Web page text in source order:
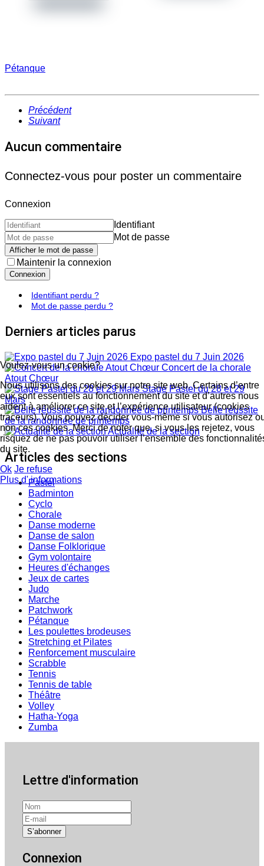
Pétanque
Précédent
Suivant
Aucun commentaire
Connectez-vous pour poster un commentaire
Connexion
Identifiant
Mot de passe
Afficher le mot de passe
Maintenir la connexion
Connexion
Identifiant perdu ?
Mot de passe perdu ?
Derniers articles parus
Expo pastel du 7 Juin 2026
Concert de la chorale
Atout Chœur
Stage Pastel du 28 et 29
Mars
Belle réussite
de la randonnée de printemps
Actualité de la section
Articles des sections
Pastel
Badminton
Cyclo
Chorale
Danse moderne
Danse de salon
Danse Folklorique
Gym volontaire
Heures d'échanges
Jeux de cartes
Judo
Marche
Patchwork
Pétanque
Les poulettes brodeuses
Stretching et Pilates
Renforcement musculaire
Scrabble
Tennis
Tennis de table
Théâtre
Volley
Hatha-Yoga
Zumba
Lettre d'information
Connexion
Voulez-vous un cookie?
Nous utilisons des cookies sur notre site web. Certains d’entre
eux sont essentiels au fonctionnement du site et d’autres nous
aident à améliorer ce site et l’expérience utilisateur (cookies
traceurs). Vous pouvez décider vous-même si vous autorisez
non ces cookies. Merci de noter que, si vous les rejetez, vous
risquez de ne pas pouvoir utiliser l’ensemble des
du site.
Ok Je refuse
Plus d' informations